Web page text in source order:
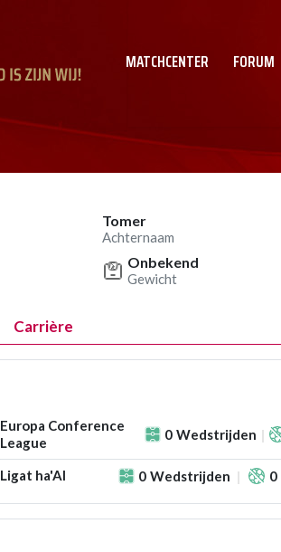
MATCHCENTER FORUM
Tomer
Achternaam
Onbekend
Gewicht
Carrière
Europa Conference
League
0 Wedstrijden
Ligat ha'Al 0 Wedstrijden 0